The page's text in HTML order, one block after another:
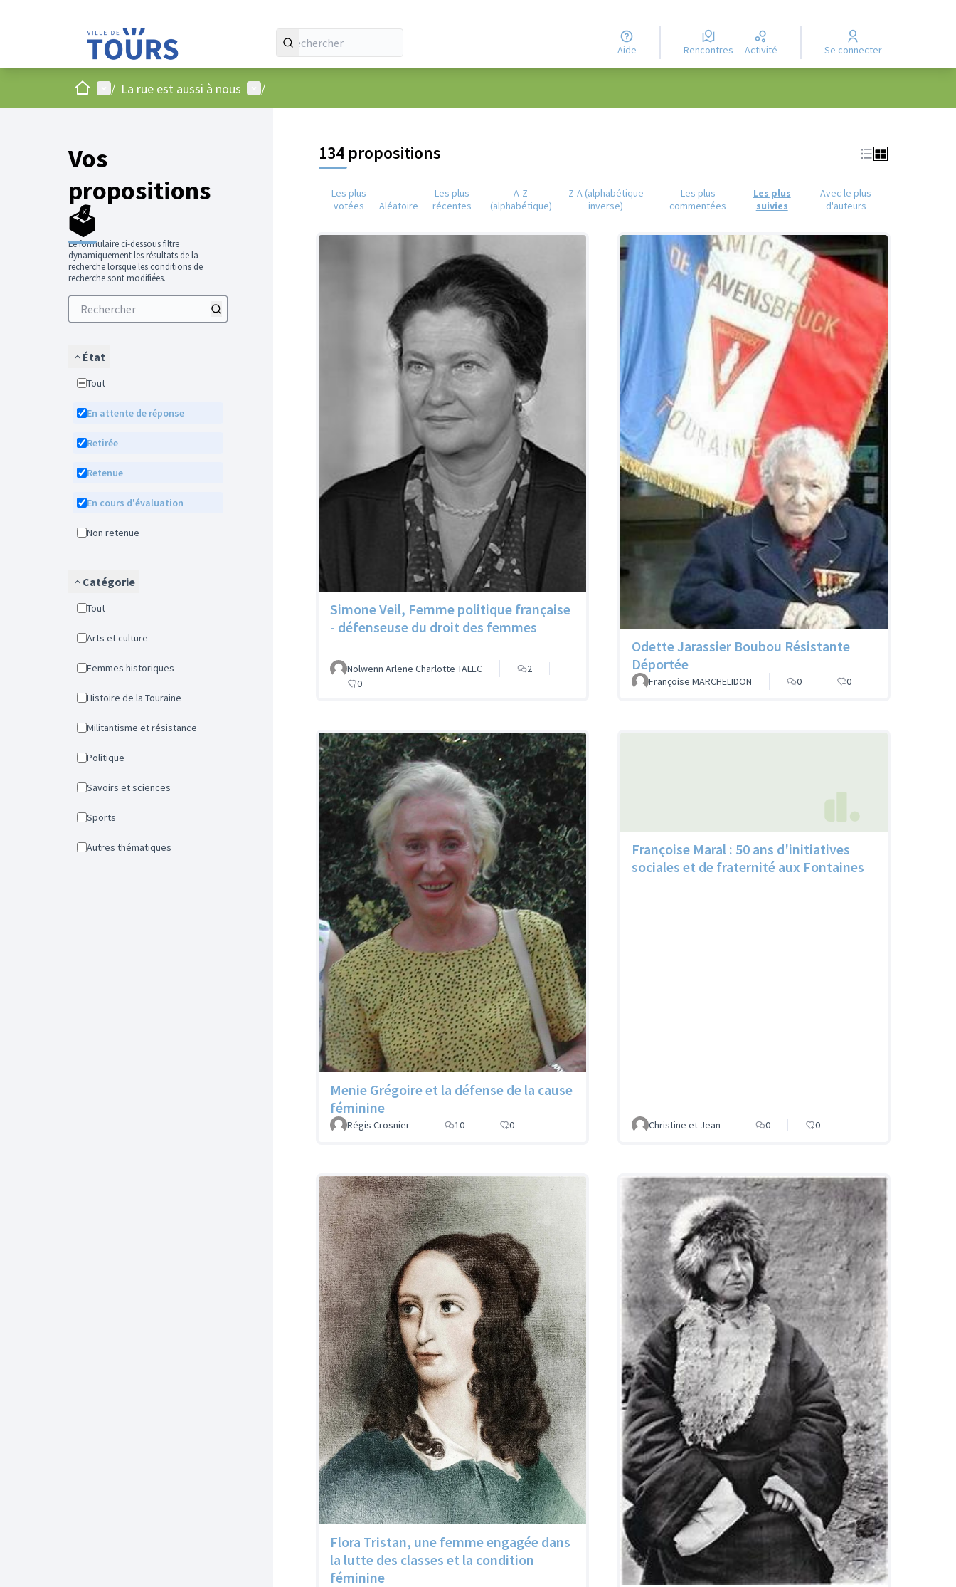
Aide Rencontres Activité Se connecter
AccueilMenu principal
/ La rue est aussi à nous Menu utilisateur
/
Vos
propositions
🗳️
Le formulaire ci-dessous filtre
dynamiquement les résultats de la
recherche lorsque les conditions de
recherche sont modifiées.
État
Tout
En attente de réponse
Retirée
Retenue
En cours d'évaluation
Non retenue
Catégorie
Tout
Arts et culture
Femmes historiques
Histoire de la Touraine
Militantisme et résistance
Politique
Savoirs et sciences
Sports
Autres thématiques
134 propositions
Les plus
votées
Aléatoire
Les plus
récentes
A-Z
(alphabétique)
Z-A (alphabétique
inverse)
Les plus
commentées
Les plus
suivies
Avec le plus
d'auteurs
Simone Veil, Femme politique française
- défenseuse du droit des femmes
Nolwenn Arlene Charlotte TALEC
2
0
Odette Jarassier Boubou Résistante
Déportée
Françoise MARCHELIDON 0 0
Menie Grégoire et la défense de la cause
féminine
Régis Crosnier 10 0
Françoise Maral : 50 ans d'initiatives
sociales et de fraternité aux Fontaines
Christine et Jean 0 0
Flora Tristan, une femme engagée dans
la lutte des classes et la condition
féminine